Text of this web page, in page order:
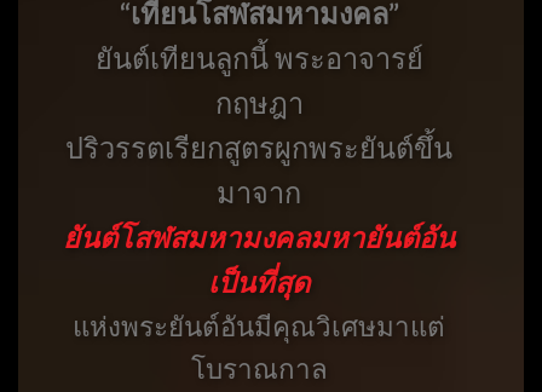
“เทียนโสฬสมหามงคล”
ยันต์เทียนลูกนี้ พระอาจารย์
กฤษฎา
ปริวรรตเรียกสูตรผูกพระยันต์ขึ้น
มาจาก
ยันต์โสฬสมหามงคลมหายันต์อัน
เป็นที่สุด
แห่งพระยันต์อันมีคุณวิเศษมาแต่
โบราณกาล